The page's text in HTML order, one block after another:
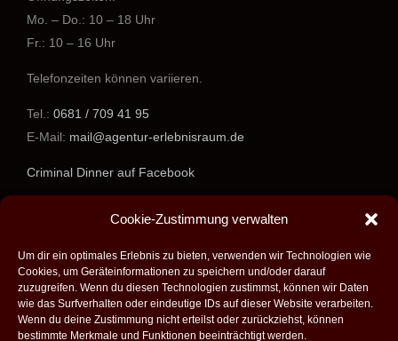
Cookie-Zustimmung verwalten
Um dir ein optimales Erlebnis zu bieten, verwenden wir Technologien wie
Cookies, um Geräteinformationen zu speichern und/oder darauf
zuzugreifen. Wenn du diesen Technologien zustimmst, können wir Daten
wie das Surfverhalten oder eindeutige IDs auf dieser Website verarbeiten.
Wenn du deine Zustimmung nicht erteilst oder zurückziehst, können
bestimmte Merkmale und Funktionen beeinträchtigt werden.
Mo. – Do.: 10 – 18 Uhr
Fr.: 10 – 16 Uhr
Telefonzeiten können variieren.
Tel.: 0681 / 709 41 95
E-Mail: mail@agentur-erlebnisraum.de
Criminal Dinner auf Facebook